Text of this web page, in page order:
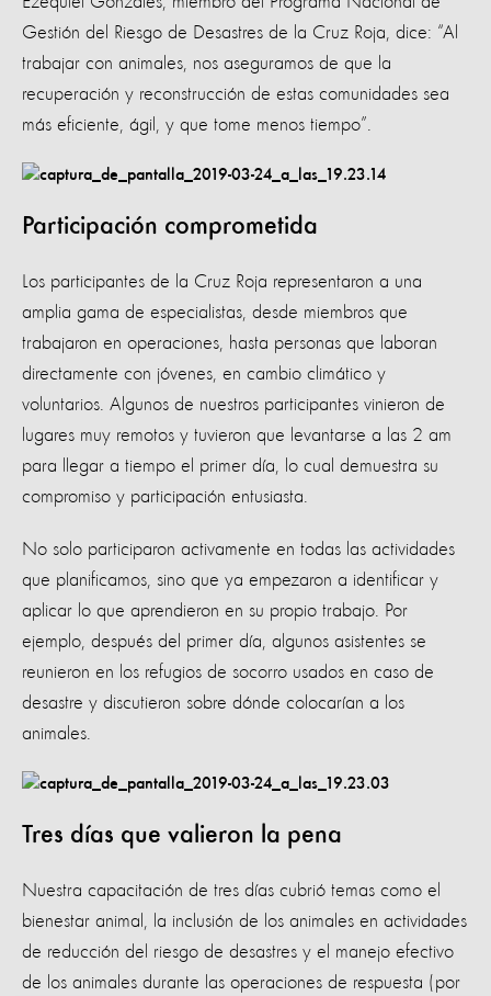
Gestión del Riesgo de Desastres de la Cruz Roja, dice: “Al
trabajar con animales, nos aseguramos de que la
recuperación y reconstrucción de estas comunidades sea
más eficiente, ágil, y que tome menos tiempo”.
Participación comprometida
Los participantes de la Cruz Roja representaron a una
amplia gama de especialistas, desde miembros que
trabajaron en operaciones, hasta personas que laboran
directamente con jóvenes, en cambio climático y
voluntarios. Algunos de nuestros participantes vinieron de
lugares muy remotos y tuvieron que levantarse a las 2 am
para llegar a tiempo el primer día, lo cual demuestra su
compromiso y participación entusiasta.
No solo participaron activamente en todas las actividades
que planificamos, sino que ya empezaron a identificar y
aplicar lo que aprendieron en su propio trabajo. Por
ejemplo, después del primer día, algunos asistentes se
reunieron en los refugios de socorro usados en caso de
desastre y discutieron sobre dónde colocarían a los
animales.
Tres días que valieron la pena
Nuestra capacitación de tres días cubrió temas como el
bienestar animal, la inclusión de los animales en actividades
de reducción del riesgo de desastres y el manejo efectivo
de los animales durante las operaciones de respuesta (por